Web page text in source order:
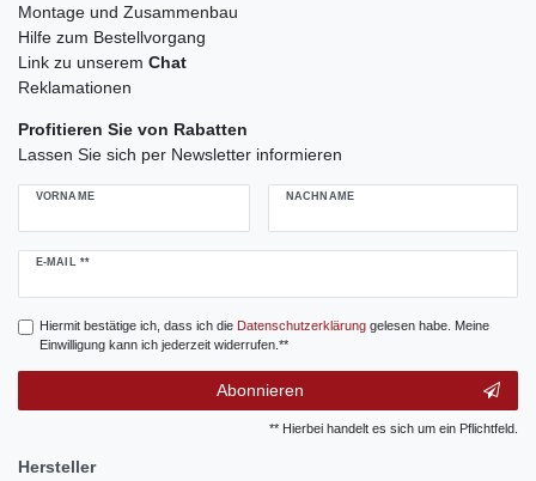
Montage und Zusammenbau
Hilfe zum Bestellvorgang
Link zu unserem Chat
Reklamationen
Profitieren Sie von Rabatten
Lassen Sie sich per Newsletter informieren
VORNAME NACHNAME
E-MAIL **
Newsletter
Hiermit bestätige ich, dass ich die Daten­schutz­erklärunggelesen habe. Meine
Einwilligung kann ich jederzeit widerrufen.**
Abonnieren
** Hierbei handelt es sich um ein Pflichtfeld.
Hersteller